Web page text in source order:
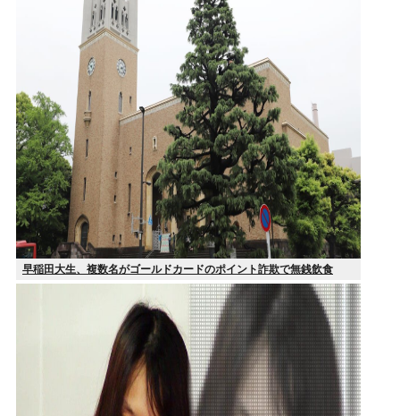
早稲田大生、複数名がゴールドカードのポイント詐欺で無銭飲食